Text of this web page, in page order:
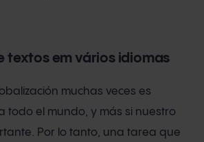
textos em vários idiomas
muchas veces es
todo el mundo, y más si nuestro
Por lo tanto, una tarea que